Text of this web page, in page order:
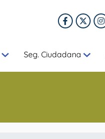
Seg. Ciudadana